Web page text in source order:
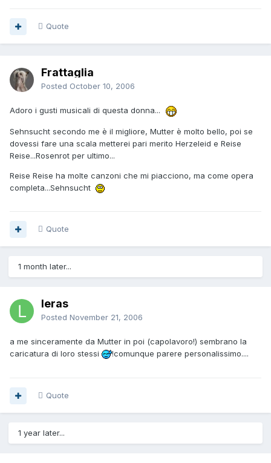
Quote
Frattaglia
Posted October 10, 2006
Adoro i gusti musicali di questa donna...
Sehnsucht secondo me è il migliore, Mutter è molto bello, poi se
dovessi fare una scala metterei pari merito Herzeleid e Reise
Reise...Rosenrot per ultimo...
Reise Reise ha molte canzoni che mi piacciono, ma come opera
completa...Sehnsucht
Quote
1 month later...
leras
Posted November 21, 2006
a me sinceramente da Mutter in poi (capolavoro!) sembrano la
caricatura di loro stessi
!comunque parere personalissimo....
Quote
1 year later...